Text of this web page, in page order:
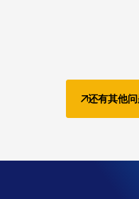
还有其他问